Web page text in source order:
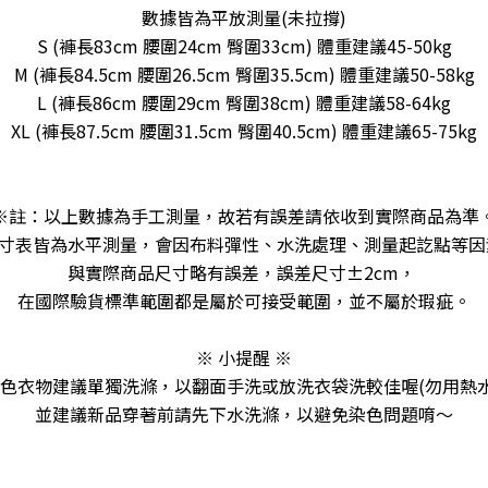
數據皆為平放測量(未拉撐)
S (褲長83cm 腰圍24cm 臀圍33cm) 體重建議45-50kg
M (褲長84.5cm 腰圍26.5cm 臀圍35.5cm) 體重建議50-58kg
L (褲長86cm 腰圍29cm 臀圍38cm) 體重建議58-64kg
XL (褲長87.5cm 腰圍31.5cm 臀圍40.5cm) 體重建議65-75kg
：以上數據為手工測量，故若有誤差請依收到實際商品為準
表皆為水平測量，會因布料彈性、水洗處理、測量起訖點等因
與實際商品尺寸略有誤差，誤差尺寸±2cm，
在國際驗貨標準範圍都是屬於可接受範圍，並不屬於瑕疵。
※ 小提醒 ※
衣物建議單獨洗滌，以翻面手洗或放洗衣袋洗較佳喔(勿用熱
並建議新品穿著前請先下水洗滌，以避免染色問題唷～